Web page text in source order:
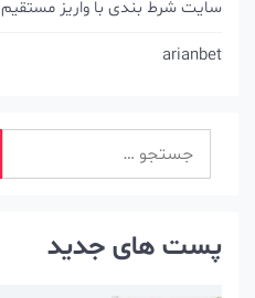
سایت شرط بندی با واریز مستقیم
arianbet
برای:
پست های جدید